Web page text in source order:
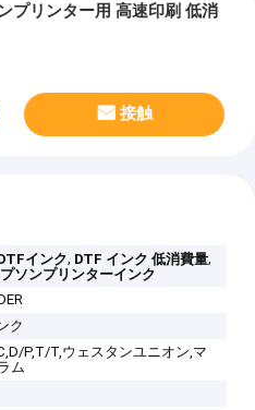
プリンター用 高速印刷 低消
接触
インク, DTF インク 低消費量,
ソンプリンターインク
ク
P,T/T,ウェスタンユニオン,マ
ム